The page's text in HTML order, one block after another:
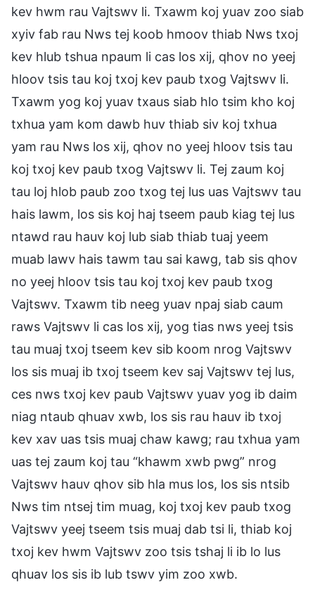
kev hwm rau Vajtswv li. Txawm koj yuav zoo siab
xyiv fab rau Nws tej koob hmoov thiab Nws txoj
kev hlub tshua npaum li cas los xij, qhov no yeej
hloov tsis tau koj txoj kev paub txog Vajtswv li.
Txawm yog koj yuav txaus siab hlo tsim kho koj
txhua yam kom dawb huv thiab siv koj txhua
yam rau Nws los xij, qhov no yeej hloov tsis tau
koj txoj kev paub txog Vajtswv li. Tej zaum koj
tau loj hlob paub zoo txog tej lus uas Vajtswv tau
hais lawm, los sis koj haj tseem paub kiag tej lus
ntawd rau hauv koj lub siab thiab tuaj yeem
muab lawv hais tawm tau sai kawg, tab sis qhov
no yeej hloov tsis tau koj txoj kev paub txog
Vajtswv. Txawm tib neeg yuav npaj siab caum
raws Vajtswv li cas los xij, yog tias nws yeej tsis
tau muaj txoj tseem kev sib koom nrog Vajtswv
los sis muaj ib txoj tseem kev saj Vajtswv tej lus,
ces nws txoj kev paub Vajtswv yuav yog ib daim
niag ntaub qhuav xwb, los sis rau hauv ib txoj
kev xav uas tsis muaj chaw kawg; rau txhua yam
uas tej zaum koj tau “khawm xwb pwg” nrog
Vajtswv hauv qhov sib hla mus los, los sis ntsib
Nws tim ntsej tim muag, koj txoj kev paub txog
Vajtswv yeej tseem tsis muaj dab tsi li, thiab koj
txoj kev hwm Vajtswv zoo tsis tshaj li ib lo lus
qhuav los sis ib lub tswv yim zoo xwb.